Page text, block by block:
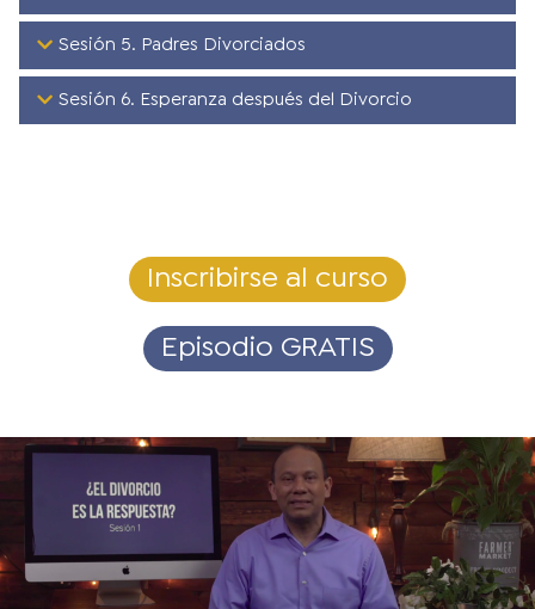
Sesión 5. Padres Divorciados
Sesión 6. Esperanza después del Divorcio
Inscribirse al curso
Episodio GRATIS